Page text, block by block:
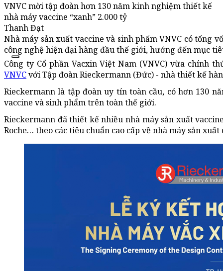
VNVC mời tập đoàn hơn 130 năm kinh nghiệm thiết kế
nhà máy vaccine “xanh” 2.000 tỷ
Thanh Đạt
Nhà máy sản xuất vaccine và sinh phẩm VNVC có tổng
công nghệ hiện đại hàng đầu thế giới, hướng đến mục
Công ty Cổ phần Vacxin Việt Nam (VNVC) vừa chính
VNVCvới Tập đoàn Rieckermann (Đức) - nhà thiết kế
Rieckermann là tập đoàn uy tín toàn cầu, có hơn 130
vaccine và sinh phẩm trên toàn thế giới.
Rieckermann đã thiết kế nhiều nhà máy sản xuất
Roche… theo các tiêu chuẩn cao cấp về nhà máy sản xuất